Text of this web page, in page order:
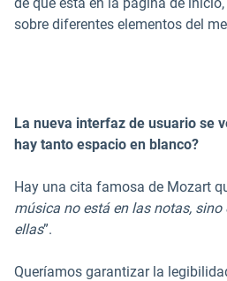
sobre diferentes elementos del
La nueva interfaz de usuario se
hay tanto espacio en blanco?
Hay una cita famosa de Mozart
música no está en las notas, sino
ellas”.
Queríamos garantizar la